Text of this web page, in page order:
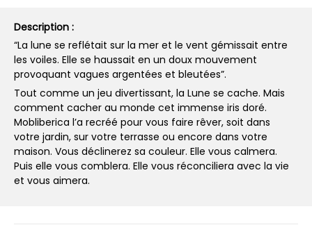
Description :
“La lune se reflétait sur la mer et le vent gémissait entre
les voiles. Elle se haussait en un doux mouvement
provoquant vagues argentées et bleutées”.
Tout comme un jeu divertissant, la Lune se cache. Mais
comment cacher au monde cet immense iris doré.
Mobliberica l’a recréé pour vous faire rêver, soit dans
votre jardin, sur votre terrasse ou encore dans votre
maison. Vous déclinerez sa couleur. Elle vous calmera.
Puis elle vous comblera. Elle vous réconciliera avec la vie
et vous aimera.